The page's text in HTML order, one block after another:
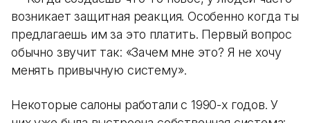
возникает защитная реакция. Особенно когда ты
предлагаешь им за это платить. Первый вопрос
обычно звучит так: «Зачем мне это? Я не хочу
менять привычную систему».
Некоторые салоны работали с 1990-х годов. У